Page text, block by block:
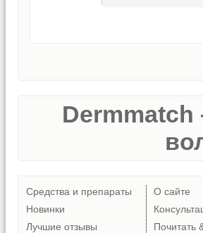
Dermmatch
Средства и препараты
Новинки
Лучшие отзывы
О сайте
Почитать